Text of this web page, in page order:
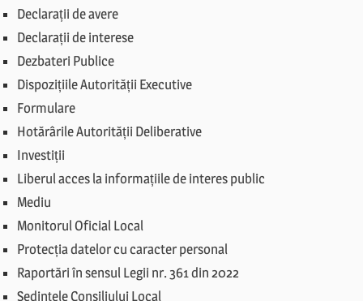
Declarații de avere
Declarații de interese
Dezbateri Publice
Dispozițiile Autorității Executive
Formulare
Hotărârile Autorității Deliberative
Investiții
Liberul acces la informațiile de interes public
Mediu
Monitorul Oficial Local
Protecția datelor cu caracter personal
Raportări în sensul Legii nr. 361 din 2022
Sedințele Consiliului Local